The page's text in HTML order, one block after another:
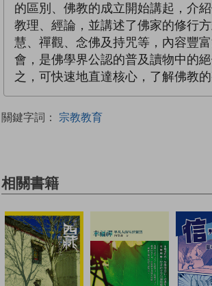
的區別、佛教的成立開始講起，介紹
教理、經論，並講述了佛家的修行
慧、禪觀、念佛及持咒等，內容豐
會，是佛學界公認的普及讀物中的
之，可快速地直達核心，了解佛教的
關鍵字詞： 宗教教育
相關書籍